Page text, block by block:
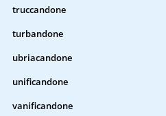
truccandone
turbandone
ubriacandone
unificandone
vanificandone